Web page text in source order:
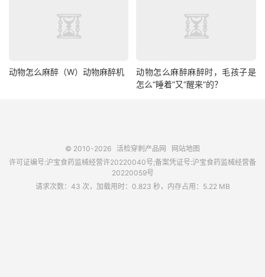
动物怎么麻醉（W）动物麻醉机
动物怎么麻醉麻醉时，毛孩子是
怎么“睡着”又“醒来”的？
© 2010-2026 活检穿刺产品网
网站地图
许可证编号:沪宝食药监械经营许20220040号;备案凭证号:沪宝食药监械经营备
20220059号
请求次数：43 次，加载用时：0.823 秒，内存占用：5.22 MB